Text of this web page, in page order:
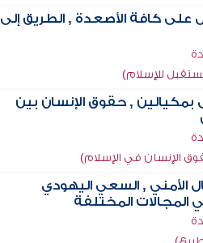
على كافة الأصعدة , الطريق إلى
للإسلام)
بمكيالين , حقوق الإنسان بين
الإنسان في الإسلام)
الأمني , السعي اليهودي
المجالات المختلفة